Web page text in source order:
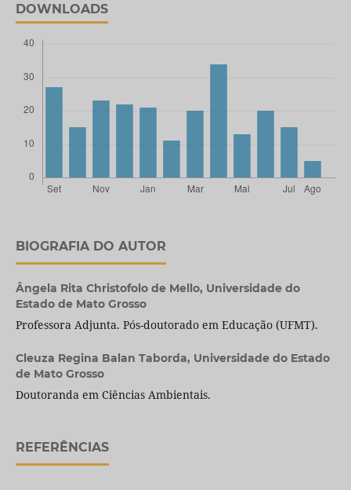
DOWNLOADS
BIOGRAFIA DO AUTOR
Ângela Rita Christofolo de Mello, Universidade do
Estado de Mato Grosso
Professora Adjunta. Pós-doutorado em Educação (UFMT).
Cleuza Regina Balan Taborda, Universidade do Estado
de Mato Grosso
Doutoranda em Ciências Ambientais.
REFERÊNCIAS